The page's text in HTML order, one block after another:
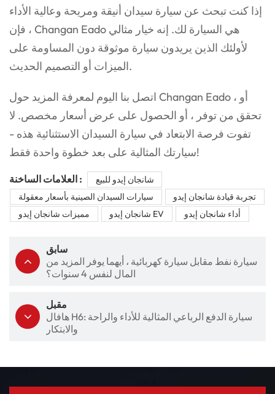
إذا كنت تبحث عن سيارة سيدان أنيقة ومريحة وعالية الأداء
، فإن Changan Eado هي السيارة لك. إنه خيار مثالي
لأولئك الذين يريدون سيارة موثوقة دون المساومة على
الميزات أو التصميم الحديث.
اتصل بنا اليوم لمعرفة المزيد حول Changan Eado ، أو
تحقق من توفر ، أو الحصول على عرض أسعار مخصص. لا
تفوت فرصة الابتعاد في سيارة السيدان الاستثنائية هذه -
سيارتك المثالية على بعد خطوة واحدة فقط!
العلامات الساخنة :
شانجان إيدو للبيع
سيارات السيدان الصينية بأسعار معقولة
تجربة قيادة شانجان إيدو
مميزات شانجان إيدو
شانجان إيدو EV أداء شانجان إيدو
سابق
سيارة نفط مقابل سيارة كهربائية ، أيهما يوفر المزيد من
المال لنفس 4 سنوات؟
مقبل
هافال H6: سيارة الدفع الرباعي المثالية للأداء والراحة
والابتكار